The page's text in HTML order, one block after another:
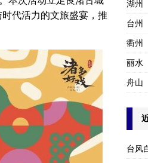
代活力的文旅盛宴，推
湖州
台州
衢州
丽水
舟山
台风